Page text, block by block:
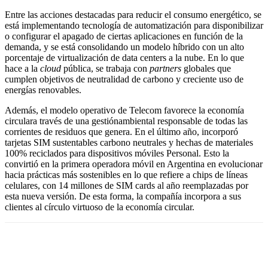
Entre las acciones destacadas para reducir el consumo energético, se
está implementando tecnología de automatización para disponibilizar
o configurar el apagado de ciertas aplicaciones en función de la
demanda, y se está consolidando un modelo híbrido con un alto
porcentaje de virtualización de data centers a la nube. En lo que
hace a la cloud pública, se trabaja con partners globales que
cumplen objetivos de neutralidad de carbono y creciente uso de
energías renovables.
Además, el modelo operativo de Telecom favorece la economía
circulara través de una gestiónambiental responsable de todas las
corrientes de residuos que genera. En el último año, incorporó
tarjetas SIM sustentables carbono neutrales y hechas de materiales
100% reciclados para dispositivos móviles Personal. Esto la
convirtió en la primera operadora móvil en Argentina en evolucionar
hacia prácticas más sostenibles en lo que refiere a chips de líneas
celulares, con 14 millones de SIM cards al año reemplazadas por
esta nueva versión. De esta forma, la compañía incorpora a sus
clientes al círculo virtuoso de la economía circular.